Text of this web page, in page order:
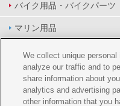
バイク用品・バイクパーツ
マリン用品
PAS/YPJ用品
その他用品
イベント&エンターテイメ
We collect unique
analyze our traffic and to
share information about
analytics and advertising
other information that you